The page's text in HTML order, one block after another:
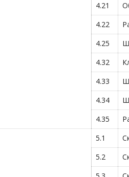
4.21
4.22
4.25
4.32
4.33
4.34
4.35
5.1
5.2